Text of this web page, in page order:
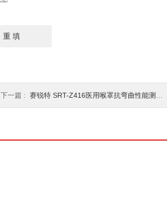
下一篇 : 赛锐特 SRT-Z416医用喉罩抗弯曲性能测试仪 技术参数